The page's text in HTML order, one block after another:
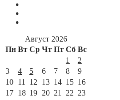
Август 2026
Пн Вт Ср Чт Пт Сб Вс
1
2
3
4 5 6 7 8
9
10 11 12 13 14 15 16
17 18 19 20 21 22 23